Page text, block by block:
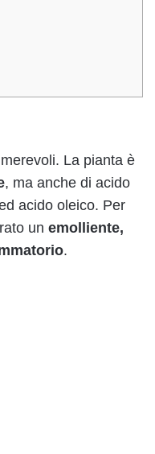
La pianta è
, ma anche di acido
acido oleico. Per
un emolliente,
.